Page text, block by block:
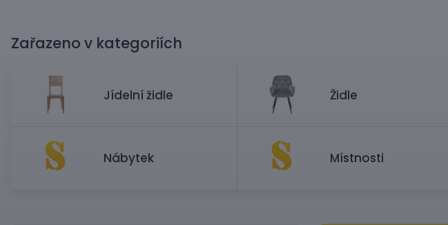
Zařazeno v kategoriích
Jídelní židle Židle
Nábytek Místnosti